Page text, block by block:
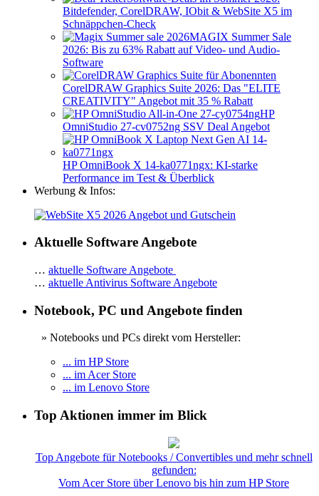
Bitdefender, CorelDRAW, IObit & WebSite X5 im
Schnäppchen-Check
MAGIX Summer Sale
2026: Bis zu 63% Rabatt auf Video- und Audio-
Software
CorelDRAW Graphics Suite 2026: Das "ELITE
CREATIVITY" Angebot mit 35 % Rabatt
HP
OmniStudio 27-cv0752ng SSV Deal Angebot
HP OmniBook X 14-ka0771ngx: KI-starke
Performance im Test & Überblick
Werbung & Infos:
Aktuelle Software Angebote
… aktuelle Software Angebote
… aktuelle Antivirus Software Angebote
Notebook, PC und Angebote finden
» Notebooks und PCs direkt vom Hersteller:
... im HP Store
... im Acer Store
... im Lenovo Store
Top Aktionen immer im Blick
Top Angebote für Notebooks / Convertibles und mehr schnell
gefunden:
Vom Acer Store über Lenovo bis hin zum HP Store